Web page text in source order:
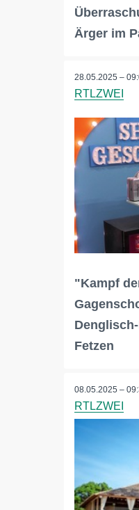
Ärger im
28.05.2025 –
RTLZWEI
"Kampf
Fetzen
08.05.2025 –
RTLZWEI